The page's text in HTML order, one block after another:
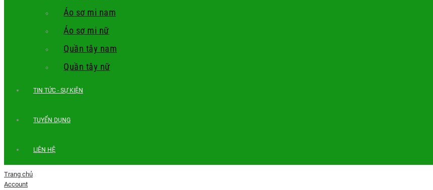
Áo sơ mi nam
Áo sơ mi nữ
Quần tây nam
Quần tây nữ
TIN TỨC - SỰ KIỆN
TUYỂN DỤNG
LIÊN HỆ
Trang chủ
Account